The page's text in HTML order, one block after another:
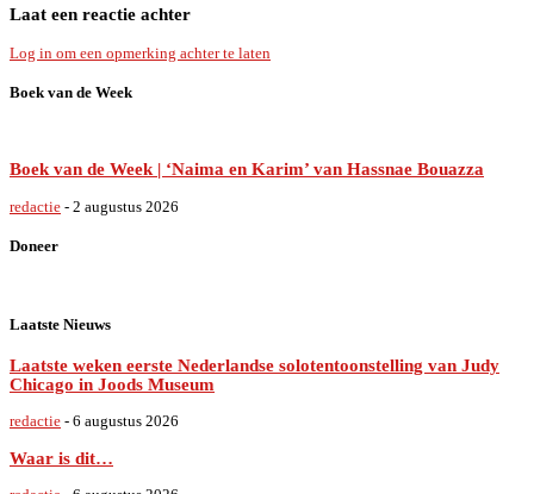
Laat een reactie achter
Log in om een opmerking achter te laten
Boek van de Week
Boek van de Week | ‘Naima en Karim’ van Hassnae Bouazza
redactie - 2 augustus 2026
Doneer
Laatste Nieuws
Laatste weken eerste Nederlandse solotentoonstelling van Judy
Chicago in Joods Museum
redactie - 6 augustus 2026
Waar is dit…